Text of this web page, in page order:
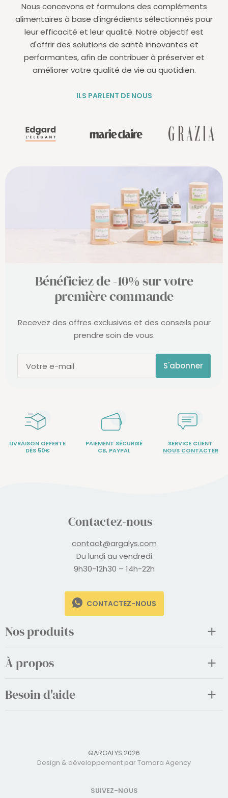
Nous concevons et formulons des compléments
alimentaires à base d'ingrédients sélectionnés pour
leur efficacité et leur qualité. Notre objectif est
d'offrir des solutions de santé innovantes et
performantes, afin de contribuer à préserver et
améliorer votre qualité de vie au quotidien.
ILS PARLENT DE NOUS
Bénéficiez de -10% sur votre
première commande
Recevez des offres exclusives et des conseils pour
prendre soin de vous.
Votre e-mail S'abonner
LIVRAISON OFFERTE
DÈS 50€
PAIEMENT SÉCURISÉ
CB, PAYPAL
SERVICE CLIENT
NOUS CONTACTER
Contactez-nous
contact@argalys.com
Du lundi au vendredi
9h30-12h30 – 14h-22h
CONTACTEZ-NOUS
Nos produits
À propos
Besoin d'aide
©ARGALYS 2026
Design & développement par Tamara Agency
SUIVEZ-NOUS